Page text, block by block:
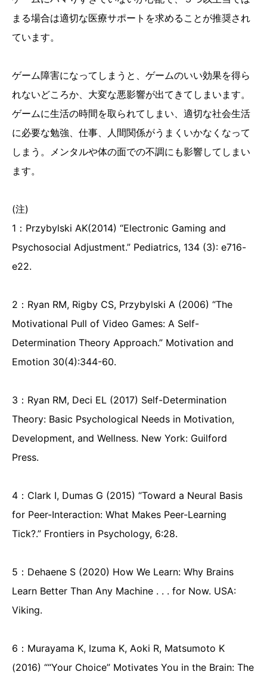
まる場合は適切な医療サポートを求めることが推奨され
ています。
ゲーム障害になってしまうと、ゲームのいい効果を得ら
れないどころか、大変な悪影響が出てきてしまいます。
ゲームに生活の時間を取られてしまい、適切な社会生活
に必要な勉強、仕事、人間関係がうまくいかなくなって
しまう。メンタルや体の面での不調にも影響してしまい
ます。
(注)
1：Przybylski AK(2014) “Electronic Gaming and
Psychosocial Adjustment.” Pediatrics, 134 (3): e716-
e22.
2：Ryan RM, Rigby CS, Przybylski A (2006) “The
Motivational Pull of Video Games: A Self-
Determination Theory Approach.” Motivation and
Emotion 30(4):344-60.
3：Ryan RM, Deci EL (2017) Self-Determination
Theory: Basic Psychological Needs in Motivation,
Development, and Wellness. New York: Guilford
Press.
4：Clark I, Dumas G (2015) “Toward a Neural Basis
for Peer-Interaction: What Makes Peer-Learning
Tick?.” Frontiers in Psychology, 6:28.
5：Dehaene S (2020) How We Learn: Why Brains
Learn Better Than Any Machine . . . for Now. USA:
Viking.
6：Murayama K, Izuma K, Aoki R, Matsumoto K
(2016) ““Your Choice” Motivates You in the Brain: The